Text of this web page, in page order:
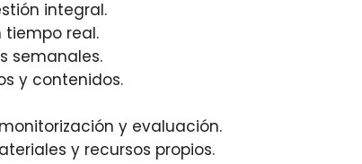
integral.
tiempo real.
semanales.
y contenidos.
y evaluación.
y recursos propios.